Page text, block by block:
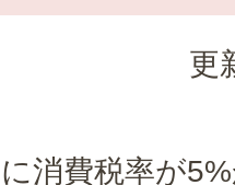
更
消費税率が